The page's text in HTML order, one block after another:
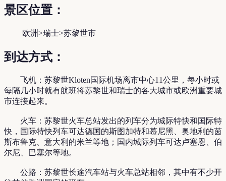
景区位置：
欧洲>瑞士>苏黎世市
到达方式：
飞机：苏黎世Kloten国际机场离市中心11公里，每小时或
每隔几小时就有航班将苏黎世和瑞士的各大城市或欧洲重要城
市连接起来。
火车：苏黎世火车总站发出的列车分为城际特快和国际特
快，国际特快列车可达德国的斯图加特和慕尼黑、奥地利的茵
斯布鲁克、意大利的米兰等地；国内城际列车可达卢塞恩、伯
尔尼、巴塞尔等地。
公路：苏黎世长途汽车站与火车总站相邻，其中有不少开